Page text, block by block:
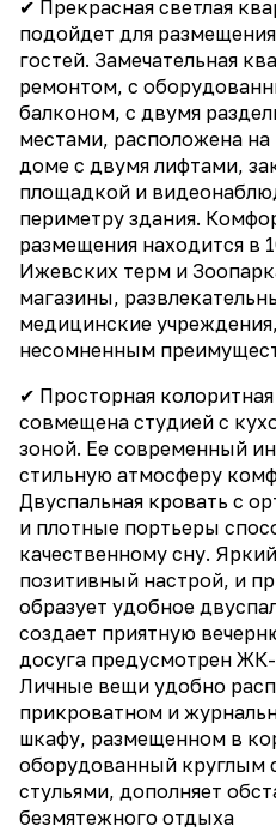
✔ Прекрасная светлая
подойдет для
гостей. Замечательная
ремонтом, с
балконом, с двумя
местами, расположена
доме с двумя лифтами,
площадкой и
периметру здания.
размещения находится в
Ижевских терм и
магазины,
медицинские
несомненным
✔ Просторная
совмещена студией с
зоной. Ее современный
стильную атмосферу
Двуспальная кровать с
и плотные портьеры
качественному сну.
позитивный настрой, и
образует удобное
создает приятную
досуга предусмотрен ЖК-
Личные вещи удобно
прикроватном и
шкафу, размещенном в
оборудованный круглым
стульями, дополняет
безмятежного отдыха